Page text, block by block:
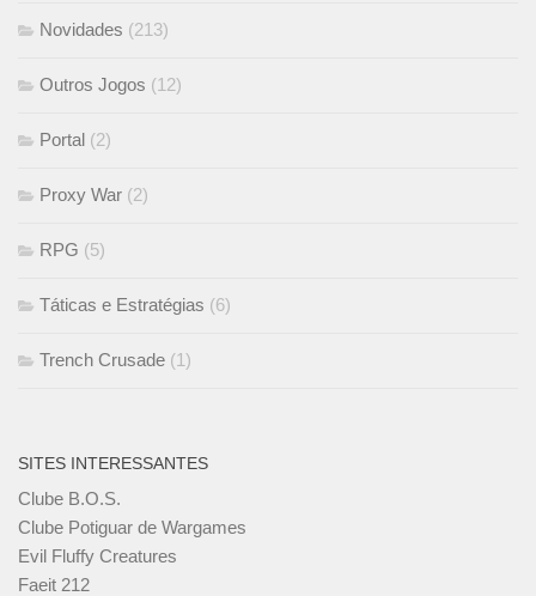
Novidades (213)
Outros Jogos (12)
Portal (2)
Proxy War (2)
RPG (5)
Táticas e Estratégias (6)
Trench Crusade (1)
SITES INTERESSANTES
Clube B.O.S.
Clube Potiguar de Wargames
Evil Fluffy Creatures
Faeit 212